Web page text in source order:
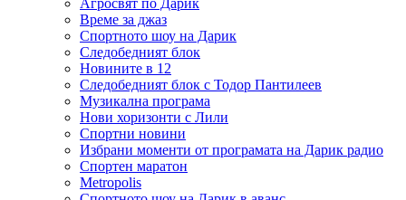
Агросвят по Дарик
Време за джаз
Спортното шоу на Дарик
Следобедният блок
Новините в 12
Следобедният блок с Тодор Пантилеев
Музикална програма
Нови хоризонти с Лили
Спортни новини
Избрани моменти от програмата на Дарик радио
Спортен маратон
Metropolis